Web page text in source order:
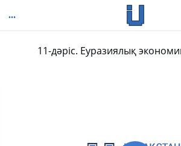
11-дәріс. Еуразиялық